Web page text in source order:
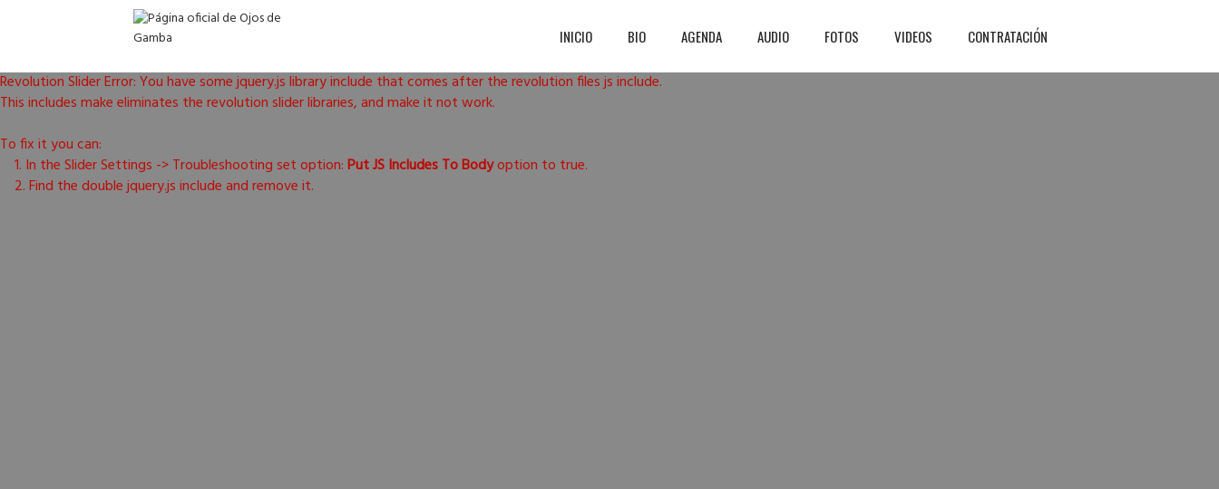
INICIO BIO AGENDA AUDIO FOTOS VIDEOS CONTRATACIÓN
Revolution Slider Error: You have some jquery.js library include that comes after the revolution files js include.
This includes make eliminates the revolution slider libraries, and make it not work.
To fix it you can:
1. In the Slider Settings -> Troubleshooting set option:Put JS Includes To Bodyoption to true.
2. Find the double jquery.js include and remove it.